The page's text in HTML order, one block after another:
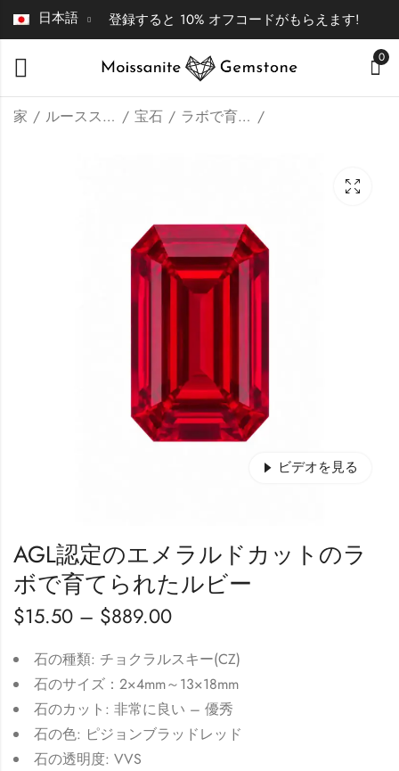
日本語 登録すると 10% オフコードがもらえます!
0
家 ルースストーン | ファインジュエリー 宝石 ラボで育てたルビー
ッションカットのラ
トのラボで育成され
ビデオを見る
AGL認定のエメラルドカットのラ
ボで育てられたルビー
$15.50 – $889.00
石の種類: チョクラルスキー(CZ)
石のサイズ：2×4mm～13×18mm
石のカット: 非常に良い – 優秀
石の色: ピジョンブラッドレッド
石の透明度: VVS